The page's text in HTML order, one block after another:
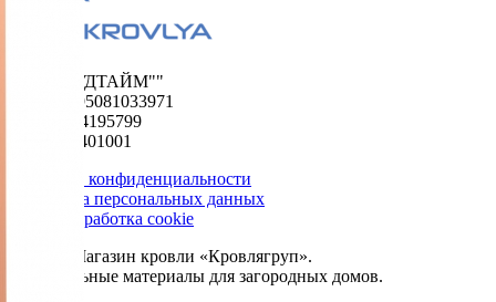
ООО "ФУДТАЙМ""
ОГРН 1195081033971
ИНН 5024195799
КПП 502401001
Политика конфиденциальности
Обработка персональных данных
Сбор и обработка cookie
© 2026. Магазин кровли «Кровлягруп».
Строительные материалы для загородных домов.